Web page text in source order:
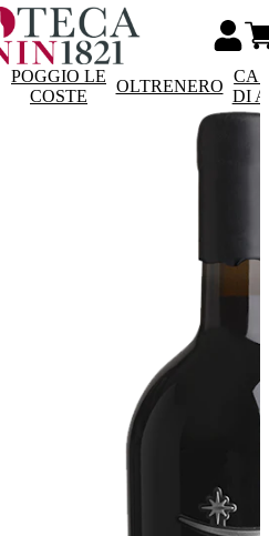
POGGIO LE
COSTE
OLTRENERO
DI